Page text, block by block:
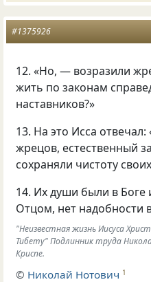
#1375926
12. «Но, — возразили
жить по законам
наставников?»
13. На это Исса
жрецов, естественный
сохраняли чистоту
14. Их души были в
Отцом, нет надобности
"Неизвестная жизнь Иисуса
Тибету" Подлинник труда
Криспе.
© Николай Нотович 1